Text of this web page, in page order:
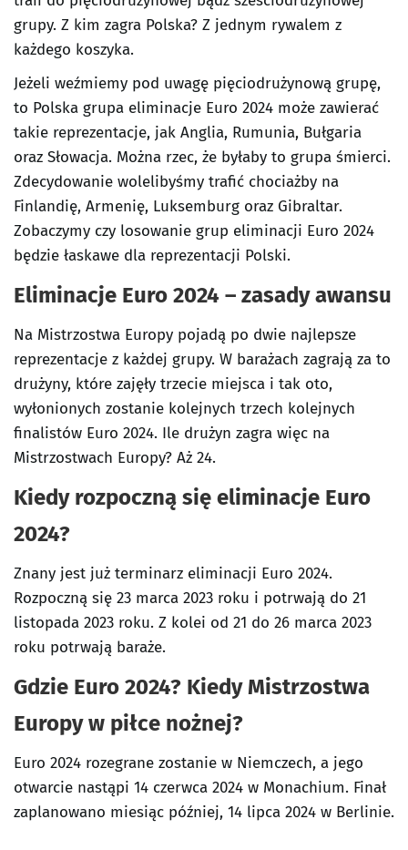
grupy. Z kim zagra Polska? Z jednym rywalem z
każdego koszyka.
Jeżeli weźmiemy pod uwagę pięciodrużynową grupę,
to Polska grupa eliminacje Euro 2024 może zawierać
takie reprezentacje, jak Anglia, Rumunia, Bułgaria
oraz Słowacja. Można rzec, że byłaby to grupa śmierci.
Zdecydowanie wolelibyśmy trafić chociażby na
Finlandię, Armenię, Luksemburg oraz Gibraltar.
Zobaczymy czy losowanie grup eliminacji Euro 2024
będzie łaskawe dla reprezentacji Polski.
Eliminacje Euro 2024 – zasady awansu
Na Mistrzostwa Europy pojadą po dwie najlepsze
reprezentacje z każdej grupy. W barażach zagrają za to
drużyny, które zajęły trzecie miejsca i tak oto,
wyłonionych zostanie kolejnych trzech kolejnych
finalistów Euro 2024. Ile drużyn zagra więc na
Mistrzostwach Europy? Aż 24.
Kiedy rozpoczną się eliminacje Euro
2024?
Znany jest już terminarz eliminacji Euro 2024.
Rozpoczną się 23 marca 2023 roku i potrwają do 21
listopada 2023 roku. Z kolei od 21 do 26 marca 2023
roku potrwają baraże.
Gdzie Euro 2024? Kiedy Mistrzostwa
Europy w piłce nożnej?
Euro 2024 rozegrane zostanie w Niemczech, a jego
otwarcie nastąpi 14 czerwca 2024 w Monachium. Finał
zaplanowano miesiąc później, 14 lipca 2024 w Berlinie.